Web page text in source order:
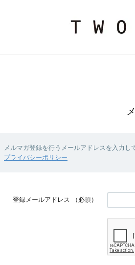
メルマガ登録を行うメールアドレスを入力し
プライバシーポリシー
登録メールアドレス （必須）